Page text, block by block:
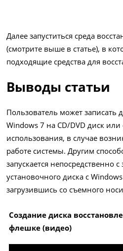
Далее запуститься среда
(смотрите выше в статье), в
подходящие средства для
Выводы статьи
Пользователь может записать
Windows 7 на CD/DVD диск
использования, в случае
работе системы. Другим
запускается непосредственно
установочного диска с
загрузившись со съемного
Создание диска
флешке (видео)